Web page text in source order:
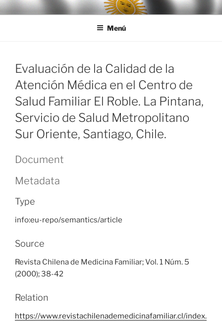
Ir
al
LEGISALUD
Menú
Evaluación de la Calidad de la
Atención Médica en el Centro de
Salud Familiar El Roble. La Pintana,
Servicio de Salud Metropolitano
Sur Oriente, Santiago, Chile.
Document
Metadata
Type
info:eu-repo/semantics/article
Source
Revista Chilena de Medicina Familiar; Vol. 1 Núm. 5
(2000); 38-42
Relation
https://www.revistachilenademedicinafamiliar.cl/index.